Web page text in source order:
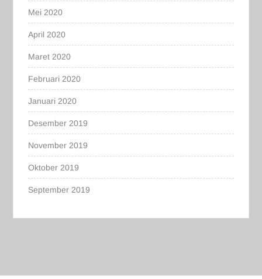
Mei 2020
April 2020
Maret 2020
Februari 2020
Januari 2020
Desember 2019
November 2019
Oktober 2019
September 2019